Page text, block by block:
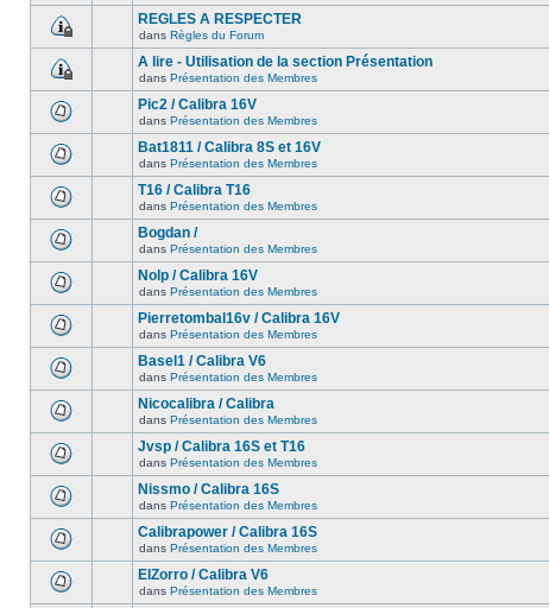
REGLES A RESPECTER
dans Règles du Forum
A lire - Utilisation de la section Présentation
dans Présentation des Membres
Pic2 / Calibra 16V
dans Présentation des Membres
Bat1811 / Calibra 8S et 16V
dans Présentation des Membres
T16 / Calibra T16
dans Présentation des Membres
Bogdan /
dans Présentation des Membres
Nolp / Calibra 16V
dans Présentation des Membres
Pierretombal16v / Calibra 16V
dans Présentation des Membres
Basel1 / Calibra V6
dans Présentation des Membres
Nicocalibra / Calibra
dans Présentation des Membres
Jvsp / Calibra 16S et T16
dans Présentation des Membres
Nissmo / Calibra 16S
dans Présentation des Membres
Calibrapower / Calibra 16S
dans Présentation des Membres
ElZorro / Calibra V6
dans Présentation des Membres